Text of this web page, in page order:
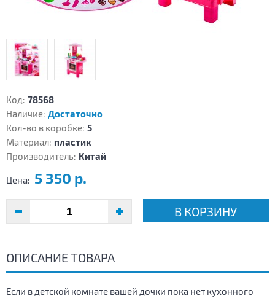
Код: 78568
Наличие: Достаточно
Кол-во в коробке: 5
Материал: пластик
Производитель: Китай
Цена: 5 350 р.
В КОРЗИНУ
ОПИСАНИЕ ТОВАРА
Если в детской комнате вашей дочки пока нет кухонного